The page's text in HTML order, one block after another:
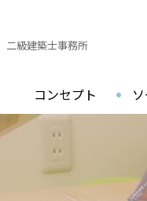
二級建築士事務所
コンセプト